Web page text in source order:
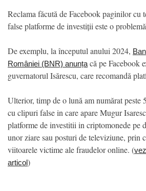
Reclama făcută de Facebook paginilor cu
false platforme de investiții este o
De exemplu, la începutul anului 2024,
României (BNR) anunțacă pe Facebook
guvernatorul Isărescu, care recomandă
Ulterior, timp de o lună am numărat peste
cu clipuri false in care apare Mugur
platforme de investitii in criptomonede pe
unor ziare sau posturi de televiziune, prin
viitoarele victime ale fraudelor online. (
articol)